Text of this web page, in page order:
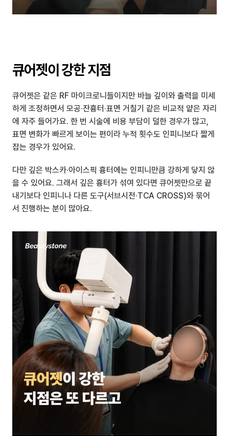
큐어젯이 강한 지점
큐어젯은 같은 RF 마이크로니들이지만 바늘 깊이와 출력을 미세
하게 조정하면서 모공·잔흉터·표면 거칠기 같은 비교적 얕은 자리
에 자주 들어가요. 한 번 시술에 비용 부담이 덜한 경우가 많고,
표면 변화가 빠르게 보이는 편이라 누적 횟수도 인피니보다 짧게
잡는 경우가 있어요.
다만 깊은 박스카·아이스픽 흉터에는 인피니만큼 강하게 닿지 않
을 수 있어요. 그래서 깊은 흉터가 섞여 있다면 큐어젯만으로 끝
내기보다 인피니나 다른 도구(서브시전·TCA CROSS)와 묶어
서 진행하는 분이 많아요.